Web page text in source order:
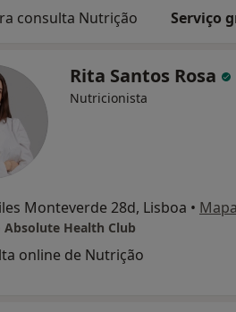
consulta Nutrição Serviço
Rita Santos Rosa
Nutricionista
Monteverde 28d, Lisboa • Mapa
Absolute Health Club
online de Nutrição